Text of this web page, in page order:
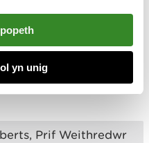
yn unig
Arbennig, ac
pwysicaf yn
Prif Weithredwr